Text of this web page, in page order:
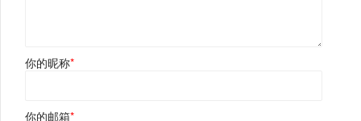
你的昵称*
你的邮箱*